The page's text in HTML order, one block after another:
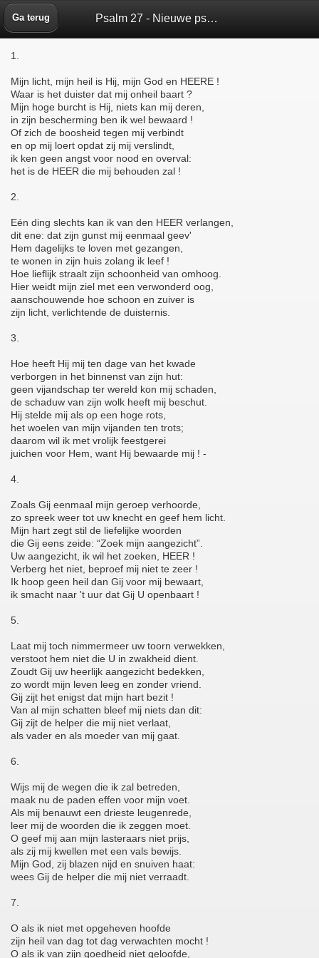
Ga terug Psalm 27 - Nieuwe psalmberijming 1973 - Bijbelbox
1.
Mijn licht, mijn heil is Hij, mijn God en HEERE !
Waar is het duister dat mij onheil baart ?
Mijn hoge burcht is Hij, niets kan mij deren,
in zijn bescherming ben ik wel bewaard !
Of zich de boosheid tegen mij verbindt
en op mij loert opdat zij mij verslindt,
ik ken geen angst voor nood en overval:
het is de HEER die mij behouden zal !
2.
Eén ding slechts kan ik van den HEER verlangen,
dit ene: dat zijn gunst mij eenmaal geev'
Hem dagelijks te loven met gezangen,
te wonen in zijn huis zolang ik leef !
Hoe lieflijk straalt zijn schoonheid van omhoog.
Hier weidt mijn ziel met een verwonderd oog,
aanschouwende hoe schoon en zuiver is
zijn licht, verlichtende de duisternis.
3.
Hoe heeft Hij mij ten dage van het kwade
verborgen in het binnenst van zijn hut:
geen vijandschap ter wereld kon mij schaden,
de schaduw van zijn wolk heeft mij beschut.
Hij stelde mij als op een hoge rots,
het woelen van mijn vijanden ten trots;
daarom wil ik met vrolijk feestgerei
juichen voor Hem, want Hij bewaarde mij ! -
4.
Zoals Gij eenmaal mijn geroep verhoorde,
zo spreek weer tot uw knecht en geef hem licht.
Mijn hart zegt stil de liefelijke woorden
die Gij eens zeide: “Zoek mijn aangezicht”.
Uw aangezicht, ik wil het zoeken, HEER !
Verberg het niet, beproef mij niet te zeer !
Ik hoop geen heil dan Gij voor mij bewaart,
ik smacht naar 't uur dat Gij U openbaart !
5.
Laat mij toch nimmermeer uw toorn verwekken,
verstoot hem niet die U in zwakheid dient.
Zoudt Gij uw heerlijk aangezicht bedekken,
zo wordt mijn leven leeg en zonder vriend.
Gij zijt het enigst dat mijn hart bezit !
Van al mijn schatten bleef mij niets dan dit:
Gij zijt de helper die mij niet verlaat,
als vader en als moeder van mij gaat.
6.
Wijs mij de wegen die ik zal betreden,
maak nu de paden effen voor mijn voet.
Als mij benauwt een drieste leugenrede,
leer mij de woorden die ik zeggen moet.
O geef mij aan mijn lasteraars niet prijs,
als zij mij kwellen met een vals bewijs.
Mijn God, zij blazen nijd en snuiven haat:
wees Gij de helper die mij niet verraadt.
7.
O als ik niet met opgeheven hoofde
zijn heil van dag tot dag verwachten mocht !
O als ik van zijn goedheid niet geloofde,